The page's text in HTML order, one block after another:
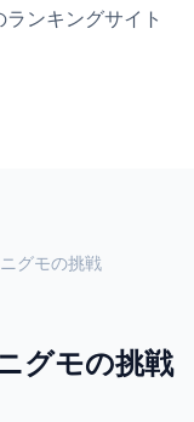
ンキングサイト
グモの挑戦
グモの挑戦